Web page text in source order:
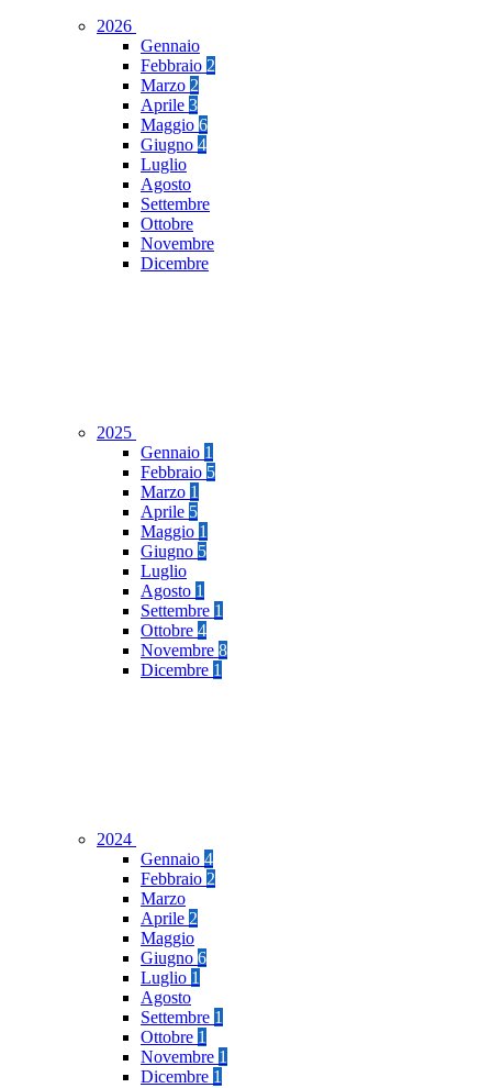
2026
Gennaio
Febbraio 2
Marzo 2
Aprile 3
Maggio 6
Giugno 4
Luglio
Agosto
Settembre
Ottobre
Novembre
Dicembre
2025
Gennaio 1
Febbraio 5
Marzo 1
Aprile 5
Maggio 1
Giugno 5
Luglio
Agosto 1
Settembre 1
Ottobre 4
Novembre 8
Dicembre 1
2024
Gennaio 4
Febbraio 2
Marzo
Aprile 2
Maggio
Giugno 6
Luglio 1
Agosto
Settembre 1
Ottobre 1
Novembre 1
Dicembre 1